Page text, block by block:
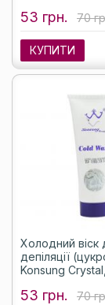
53 грн. 70
КУПИТИ
Холодний віск
депіляції
Konsung
53 грн. 70